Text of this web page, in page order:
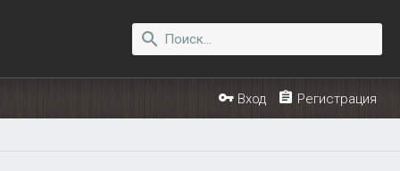
Вход Регистрация